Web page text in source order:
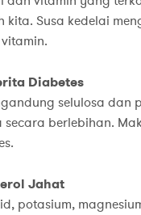
kita. Susa kedelai
Diabetes
selulosa
berlebihan.
Jahat
potasium,